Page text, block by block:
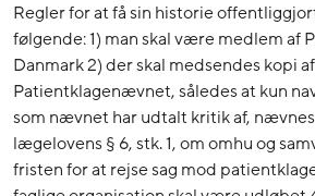
Regler for at få sin historie
følgende: 1) man skal være medlem af
Danmark 2) der skal medsendes kopi
Patientklagenævnet, således at kun
som nævnet har udtalt kritik af,
lægelovens § 6, stk. 1, om omhu og
fristen for at rejse sag mod